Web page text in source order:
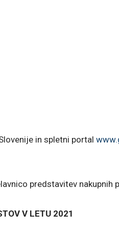
in spletni portal
predstavitev nakupnih
V LETU 2021